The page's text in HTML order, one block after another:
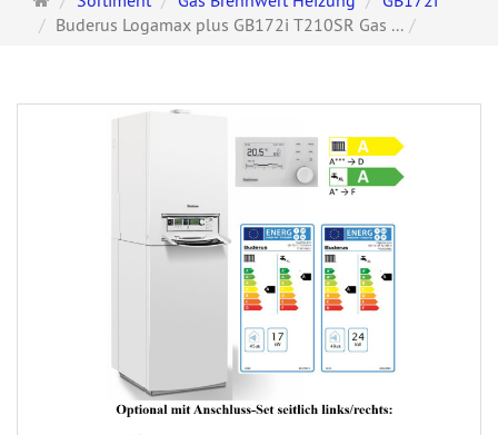
Buderus Logamax plus GB172i T210SR Gas ...